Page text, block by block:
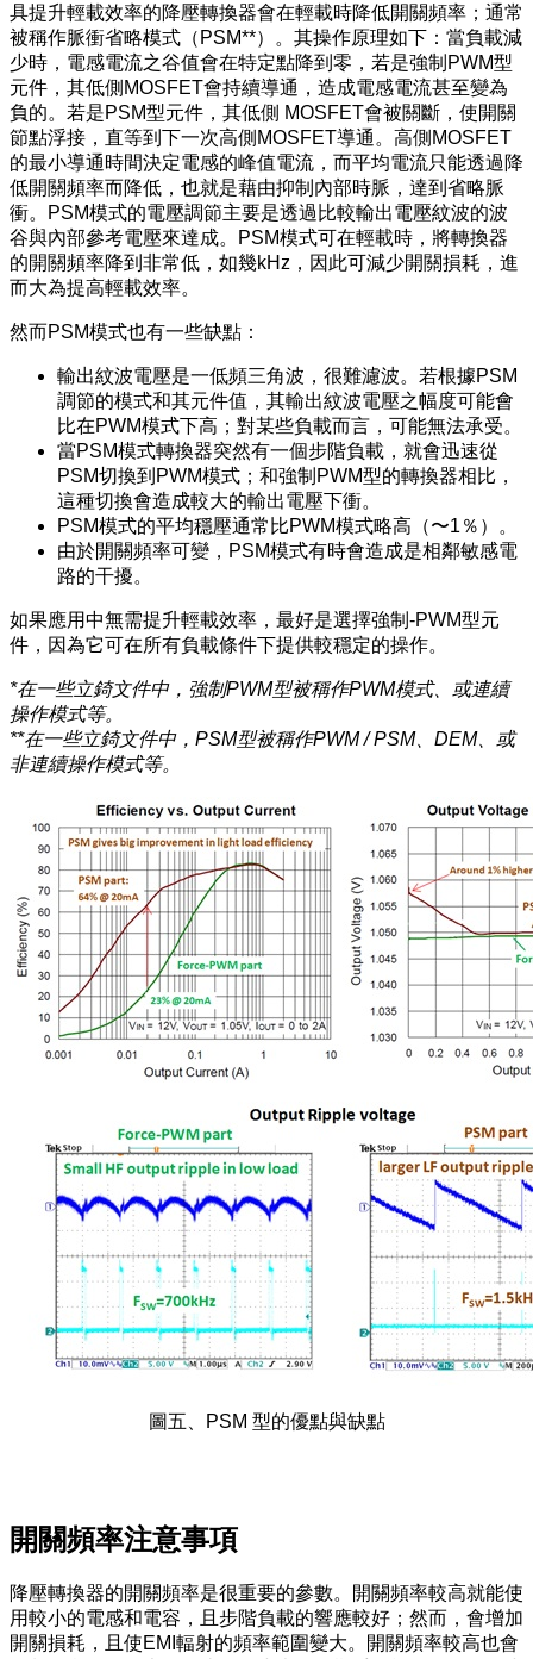
具提升輕載效率的降壓轉換器會在輕載時降低開關頻率；通常
被稱作脈衝省略模式（PSM**）。其操作原理如下：當負載減
少時，電感電流之谷值會在特定點降到零，若是強制PWM型
元件，其低側MOSFET會持續導通，造成電感電流甚至變為
負的。若是PSM型元件，其低側 MOSFET會被關斷，使開關
節點浮接，直等到下一次高側MOSFET導通。高側MOSFET
的最小導通時間決定電感的峰值電流，而平均電流只能透過降
低開關頻率而降低，也就是藉由抑制內部時脈，達到省略脈
衝。PSM模式的電壓調節主要是透過比較輸出電壓紋波的波
谷與內部參考電壓來達成。PSM模式可在輕載時，將轉換器
的開關頻率降到非常低，如幾kHz，因此可減少開關損耗，進
而大為提高輕載效率。
然而PSM模式也有一些缺點：
輸出紋波電壓是一低頻三角波，很難濾波。若根據PSM
調節的模式和其元件值，其輸出紋波電壓之幅度可能會
比在PWM模式下高；對某些負載而言，可能無法承受。
當PSM模式轉換器突然有一個步階負載，就會迅速從
PSM切換到PWM模式；和強制PWM型的轉換器相比，
這種切換會造成較大的輸出電壓下衝。
PSM模式的平均穩壓通常比PWM模式略高（〜1％）。
由於開關頻率可變，PSM模式有時會造成是相鄰敏感電
路的干擾。
如果應用中無需提升輕載效率，最好是選擇強制-PWM型元
件，因為它可在所有負載條件下提供較穩定的操作。
*在一些立錡文件中，強制PWM型被稱作PWM模式、或連續
操作模式等。
**在一些立錡文件中，PSM型被稱作PWM / PSM、DEM、或
非連續操作模式等。
圖五、PSM 型的優點與缺點
開關頻率注意事項
降壓轉換器的開關頻率是很重要的參數。開關頻率較高就能使
用較小的電感和電容，且步階負載的響應較好；然而，會增加
開關損耗，且使EMI輻射的頻率範圍變大。開關頻率較高也會